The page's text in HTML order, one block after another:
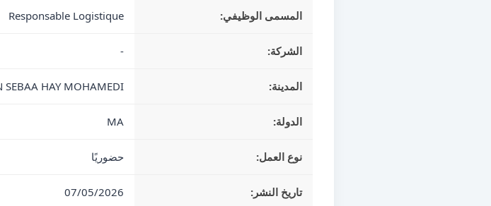
المسمى الوظيفي: Responsable Logistique
الشركة: -
المدينة: SEBAA HAY MOHAMEDI
الدولة: MA
نوع العمل: حضوريًا
تاريخ النشر: 07/05/2026